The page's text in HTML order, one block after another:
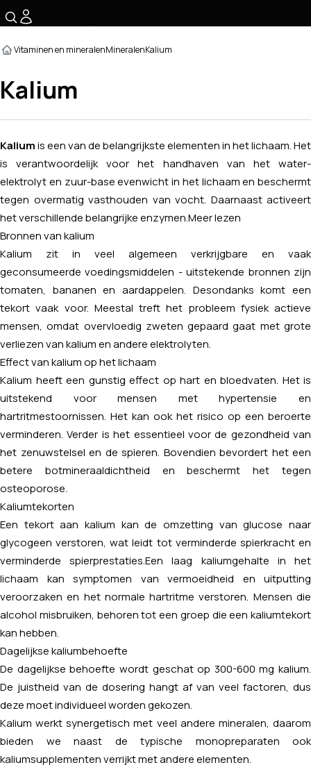
Vitaminen en mineralenMineralenKalium
Kalium
Kalium is een van de belangrijkste elementen in het lichaam. Het
is verantwoordelijk voor het handhaven van het water-
elektrolyt en zuur-base evenwicht in het lichaam en beschermt
tegen overmatig vasthouden van vocht. Daarnaast activeert
het verschillende belangrijke enzymen. Meer lezen
Bronnen van kalium
Kalium zit in veel algemeen verkrijgbare en vaak
geconsumeerde voedingsmiddelen - uitstekende bronnen zijn
tomaten, bananen en aardappelen. Desondanks komt een
tekort vaak voor. Meestal treft het probleem fysiek actieve
mensen, omdat overvloedig zweten gepaard gaat met grote
verliezen van kalium en andere elektrolyten.
Effect van kalium op het lichaam
Kalium heeft een gunstig effect op hart en bloedvaten. Het is
uitstekend voor mensen met hypertensie en
hartritmestoornissen. Het kan ook het risico op een beroerte
verminderen. Verder is het essentieel voor de gezondheid van
het zenuwstelsel en de spieren. Bovendien bevordert het een
betere botmineraaldichtheid en beschermt het tegen
osteoporose.
Kaliumtekorten
Een tekort aan kalium kan de omzetting van glucose naar
glycogeen verstoren, wat leidt tot verminderde spierkracht en
verminderde spierprestaties.Een laag kaliumgehalte in het
lichaam kan symptomen van vermoeidheid en uitputting
veroorzaken en het normale hartritme verstoren. Mensen die
alcohol misbruiken, behoren tot een groep die een kaliumtekort
kan hebben.
Dagelijkse kaliumbehoefte
De dagelijkse behoefte wordt geschat op 300-600 mg kalium.
De juistheid van de dosering hangt af van veel factoren, dus
deze moet individueel worden gekozen.
Kalium werkt synergetisch met veel andere mineralen, daarom
bieden we naast de typische monopreparaten ook
kaliumsupplementen verrijkt met andere elementen.